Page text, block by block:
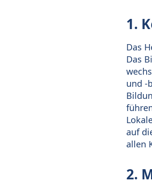
1.
Das
Das
und -
auf
allen
2.